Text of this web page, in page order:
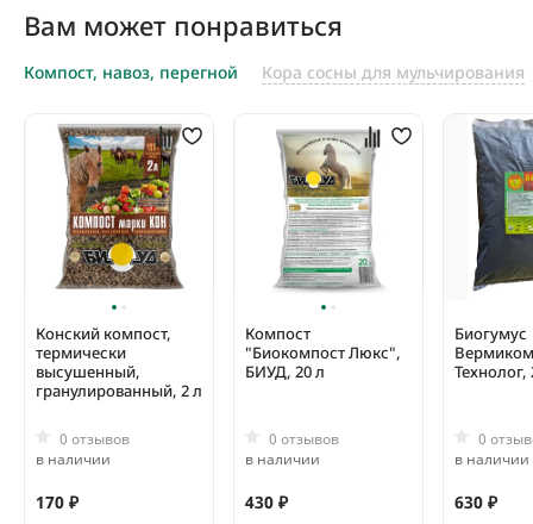
Вам может понравиться
Компост, навоз, перегной Кора сосны для мульчирования
Конский компост,
термически
высушенный,
гранулированный, 2 л
0 отзывов
в наличии
170 ₽
Компост
"Биокомпост Люкс",
БИУД, 20 л
0 отзывов
в наличии
430 ₽
Биогумус
Технолог,
0
в наличии
630 ₽